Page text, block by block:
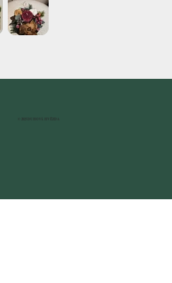
© 2025 DUHOVÁ HVĚZDA